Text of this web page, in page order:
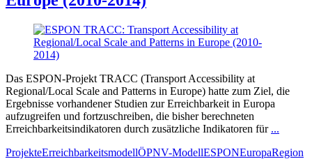
Das ESPON-Projekt TRACC (Transport Accessibility at
Regional/Local Scale and Patterns in Europe) hatte zum Ziel, die
Ergebnisse vorhandener Studien zur Erreichbarkeit in Europa
aufzugreifen und fortzuschreiben, die bisher berechneten
Erreichbarkeitsindikatoren durch zusätzliche Indikatoren für ...
ProjekteErreichbarkeitsmodellÖPNV-ModellESPONEuropaRegion